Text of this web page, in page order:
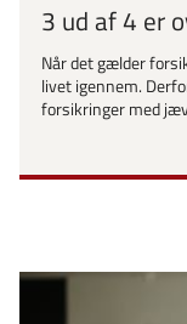
3 ud af 4 er
Når det gælder
livet igennem.
forsikringer med